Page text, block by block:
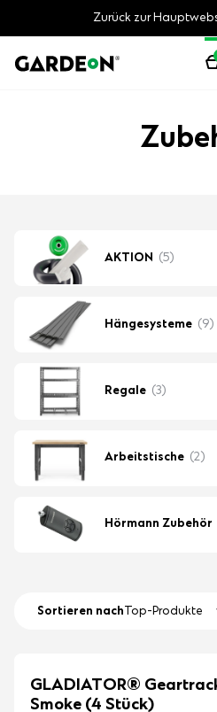
Zurück zur
AKTION (5)
Hängesysteme (9)
Regale (3)
Arbeitstische (2)
Hörmann Zubehör
Sortieren nachTop-Produkte
GLADIATOR®
Smoke (4 Stück)